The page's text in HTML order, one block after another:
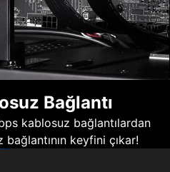
Bağlantı
kablosuz bağlantılardan
keyfini çıkar!